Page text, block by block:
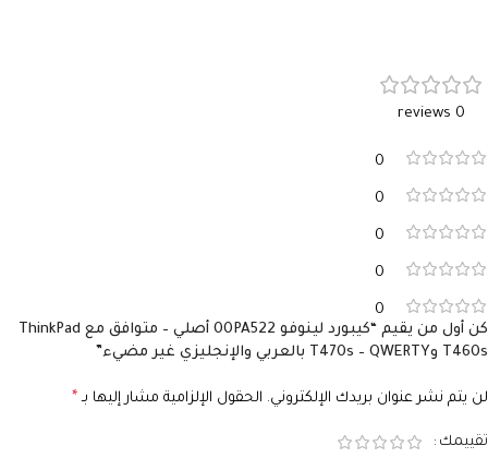
0 reviews
0
0
0
0
0
كن أول من يقيم “كيبورد لينوفو 00PA522 أصلي – متوافق مع ThinkPad
T460s وT470s – QWERTY بالعربي والإنجليزي غير مضيء”
لن يتم نشر عنوان بريدك الإلكتروني. الحقول الإلزامية مشار إليها بـ *
تقييمك